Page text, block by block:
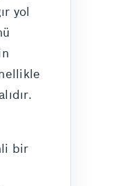
yol
bir